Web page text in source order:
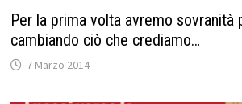
Per la prima volta avremo sovranità
cambiando ciò che crediamo…
7 Marzo 2014